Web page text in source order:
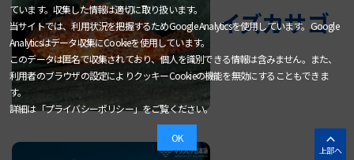
イズカサゴ
上部へ
ています。収集した情報は適切に取り扱います。
当サイトでは、利用状況を把握するためGoogle Analyticsを使用しています。Google
Analyticsはデータ収集にCookieを使用しています。
このデータは匿名で収集されており、個人を識別できる情報は含みません。また、
利用者のブラウザの設定によりクッキーCookieの機能を無効にすることもできま
す。
詳細は「プライバシーポリシー」をご覧ください。
OK